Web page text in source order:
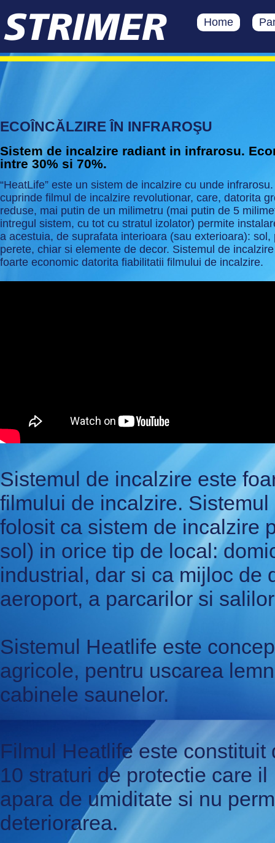
Home
ECOÎNCĂLZIRE ÎN INFRAROŞU
Sistem de incalzire radiant in infrarosu.
intre 30% si 70%.
“HeatLife” este un sistem de incalzire cu unde
cuprinde filmul de incalzire revolutionar, care, datorita
reduse, mai putin de un milimetru (mai putin de 5
intregul sistem, cu tot cu stratul izolator) permite
a acestuia, de suprafata interioara (sau exterioara): sol,
perete, chiar si elemente de decor. Sistemul de
foarte economic datorita fiabilitatii filmului de incalzire.
Sistemul de incalzire este
filmului de incalzire.
folosit ca sistem de incalzire
sol) in orice tip de local:
industrial, dar si ca mijloc de
aeroport, a parcarilor si
Sistemul Heatlife este
agricole, pentru uscarea
cabinele saunelor.
Filmul Heatlife este constituit
10 straturi de protectie care il
apara de umiditate si nu
deteriorarea.